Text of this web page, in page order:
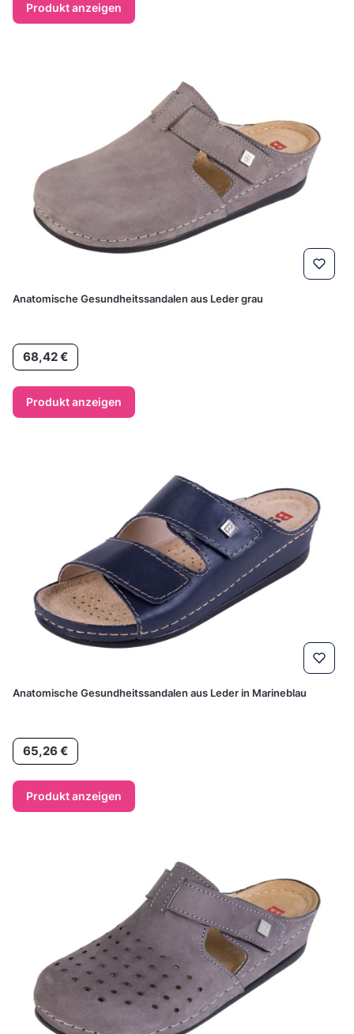
Produkt anzeigen
Anatomische Gesundheitssandalen aus Leder grau
Preis
68,42 €
Produkt anzeigen
Anatomische Gesundheitssandalen aus Leder in Marineblau
Preis
65,26 €
Produkt anzeigen